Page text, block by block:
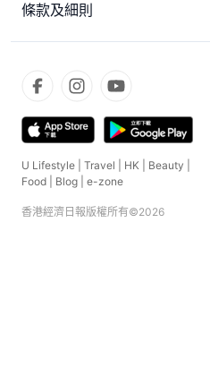
條款及細則
U Lifestyle Travel HK Beauty
Food
Blog e-zone
香港經濟日報版權所有©2026